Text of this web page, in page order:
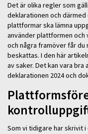
Det är olika regler som
deklarationen och
plattformar ska lämna
använder plattformen och
och några framöver får du
beskattas. I den här
av saker. Det kan vara
deklarationen 2024 och
Som vi tidigare har skrivit